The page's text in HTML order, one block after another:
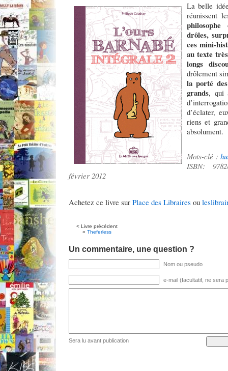
La belle
réunissent
drôles,
ces mini-
au texte
longs
drôlement
la porté
grands, qui
d’éclater,
riens et
absolument.
Mots-clé :
ISBN:
février 2012
Achetez ce livre sur Place des Libraires ou
< Livre précédent
« Theferless
Un commentaire, une question ?
Nom ou pseudo
e-mail (facultatif, ne sera
Sera lu avant publication